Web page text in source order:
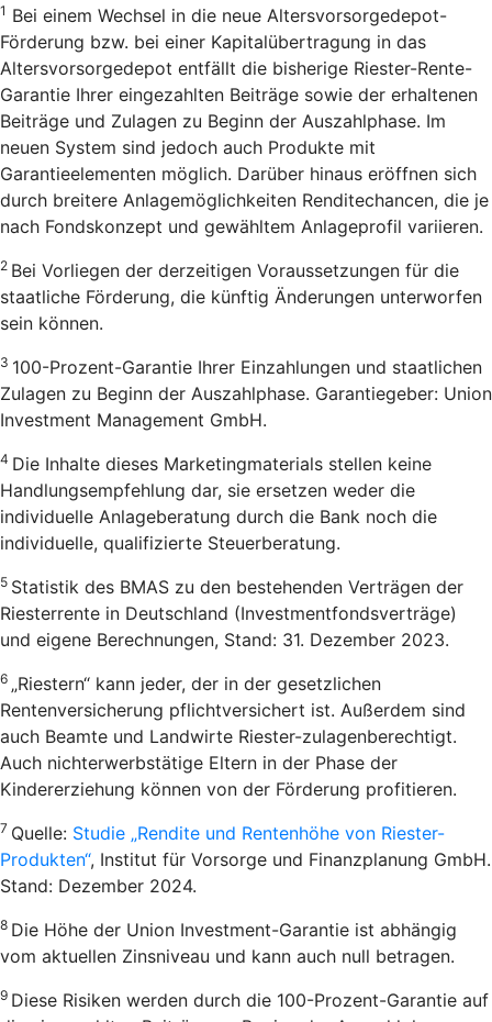
1 Bei einem Wechsel in die neue Altersvorsorgedepot-
Förderung bzw. bei einer Kapitalübertragung in das
Altersvorsorgedepot entfällt die bisherige Riester-Rente-
Garantie Ihrer eingezahlten Beiträge sowie der erhaltenen
Beiträge und Zulagen zu Beginn der Auszahlphase. Im
neuen System sind jedoch auch Produkte mit
Garantieelementen möglich. Darüber hinaus eröffnen sich
durch breitere Anlagemöglichkeiten Renditechancen, die je
nach Fondskonzept und gewähltem Anlageprofil variieren.
2 Bei Vorliegen der derzeitigen Voraussetzungen für die
staatliche Förderung, die künftig Änderungen unterworfen
sein können.
3 100-Prozent-Garantie Ihrer Einzahlungen und staatlichen
Zulagen zu Beginn der Auszahlphase. Garantiegeber: Union
Investment Management GmbH.
4 Die Inhalte dieses Marketingmaterials stellen keine
Handlungsempfehlung dar, sie ersetzen weder die
individuelle Anlageberatung durch die Bank noch die
individuelle, qualifizierte Steuerberatung.
5 Statistik des BMAS zu den bestehenden Verträgen der
Riesterrente in Deutschland (Investmentfondsverträge)
und eigene Berechnungen, Stand: 31. Dezember 2023.
6 „Riestern“ kann jeder, der in der gesetzlichen
Rentenversicherung pflichtversichert ist. Außerdem sind
auch Beamte und Landwirte Riester-zulagenberechtigt.
Auch nichterwerbstätige Eltern in der Phase der
Kindererziehung können von der Förderung profitieren.
7 Quelle: Studie „Rendite und Rentenhöhe von Riester-
Produkten“, Institut für Vorsorge und Finanzplanung GmbH.
Stand: Dezember 2024.
8 Die Höhe der Union Investment-Garantie ist abhängig
vom aktuellen Zinsniveau und kann auch null betragen.
9 Diese Risiken werden durch die 100-Prozent-Garantie auf